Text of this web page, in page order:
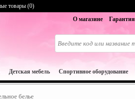
О магазине Гарантия
товары (0)
Детская мебель Спортивное оборудование
белье